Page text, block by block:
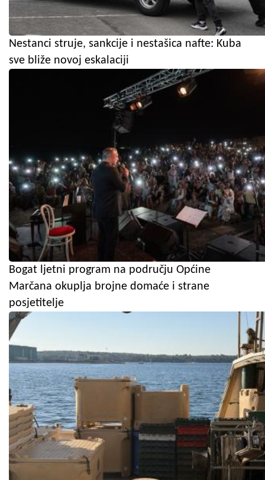
Nestanci struje, sankcije i nestašica nafte: Kuba
sve bliže novoj eskalaciji
Bogat ljetni program na području Općine
Marčana okuplja brojne domaće i strane
posjetitelje